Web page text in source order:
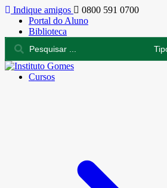
Indique amigos
0800 591 0700
Portal do Aluno
Biblioteca
Cursos